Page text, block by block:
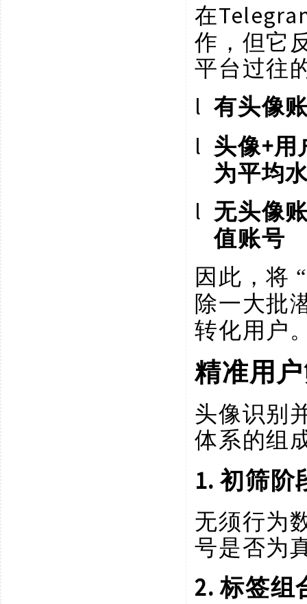
在
作，但它
平台过往
l 有头像
l 头像+用
为平均
l 无头像
值账号
因此，将
除一大批
转化用户
精准用
头像识别
体系的组
1. 初筛阶
无须行为
号是否为
2. 标签组